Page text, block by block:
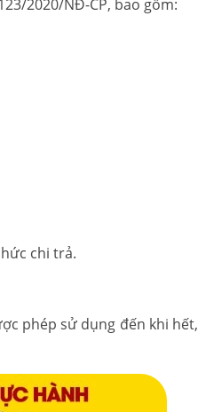
2020/NĐ-CP, bao gồm:
chi trả.
phép sử dụng đến khi hết,